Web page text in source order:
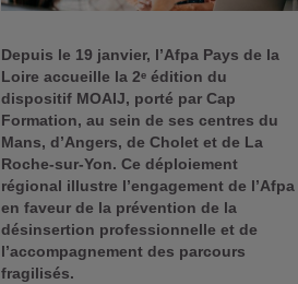
Depuis le 19 janvier, l’Afpa Pays de la
Loire accueille la 2ᵉ édition du
dispositif MOAIJ, porté par Cap
Formation, au sein de ses centres du
Mans, d’Angers, de Cholet et de La
Roche-sur-Yon. Ce déploiement
régional illustre l’engagement de l’Afpa
en faveur de la prévention de la
désinsertion professionnelle et de
l’accompagnement des parcours
fragilisés.